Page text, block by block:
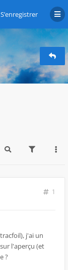
S’enregistrer
1
j'ai un
l'aperçu (et
?